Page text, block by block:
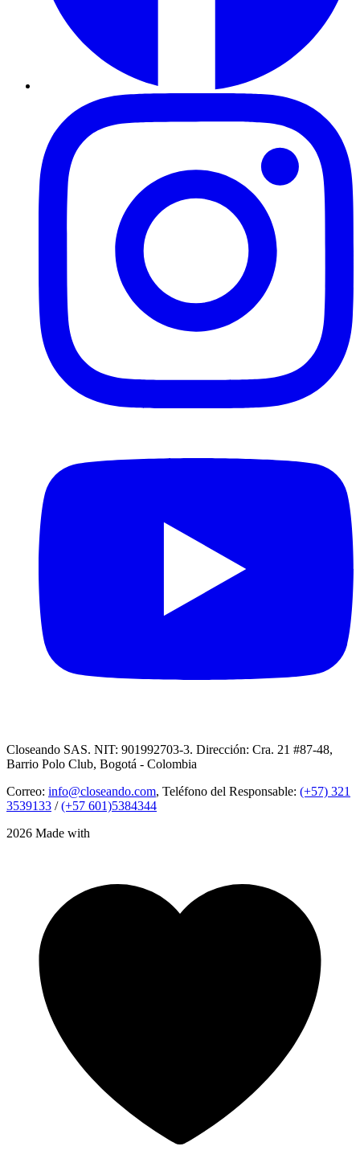
Closeando SAS. NIT: 901992703-3. Dirección: Cra. 21 #87-48,
Barrio Polo Club, Bogotá - Colombia
Correo: info@closeando.com, Teléfono del Responsable: (+57) 321
3539133 /(+57 601)5384344
2026 Made with